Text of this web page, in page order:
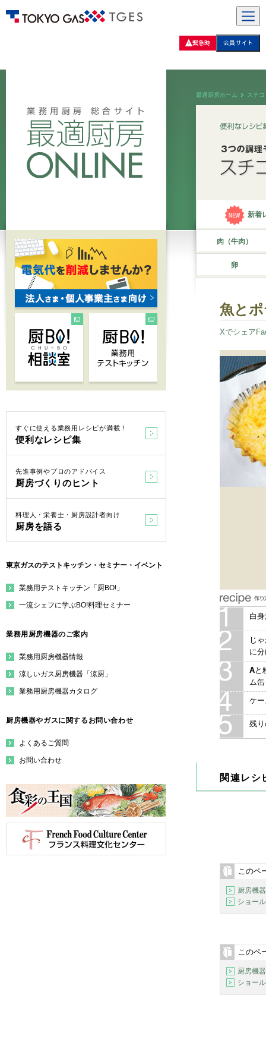
緊急時 会員サイト
最適厨房ホーム スチ
新着
肉（牛肉）
卵
魚と
Xでシェア
白
じ
に
Aと
ム
ケ
残
関連レシ
このペ
厨房機
ショー
このペ
厨房機
ショー
すぐに使える業務用レシピが満載！
便利なレシピ集
先進事例やプロのアドバイス
厨房づくりのヒント
料理人・栄養士・厨房設計者向け
厨房を語る
東京ガスのテストキッチン・セミナー・イベント
業務用テストキッチン「厨BO!」
一流シェフに学ぶBO!料理セミナー
業務用厨房機器のご案内
業務用厨房機器情報
涼しいガス厨房機器「涼厨」
業務用厨房機器カタログ
厨房機器やガスに関するお問い合わせ
よくあるご質問
お問い合わせ